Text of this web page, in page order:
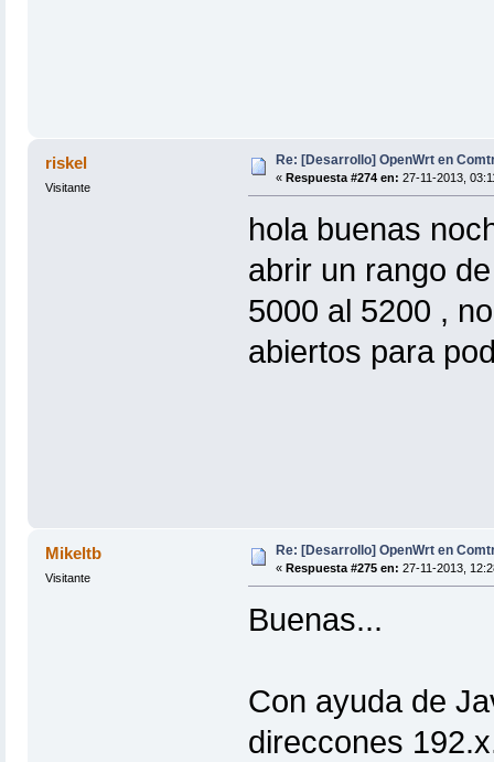
riskel
Visitante
Re: [Desarrollo] OpenWrt en
« Respuesta #274 en: 27-11-2013,
hola buenas
abrir un rango
5000 al 5200 ,
abiertos para
Mikeltb
Visitante
Re: [Desarrollo] OpenWrt en
« Respuesta #275 en: 27-11-2013,
Buenas...
Con ayuda de
direccones